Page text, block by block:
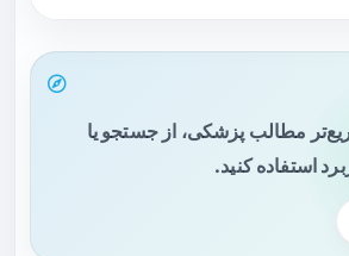
مطالب پزشکی، از جستجو یا
استفاده کنید.